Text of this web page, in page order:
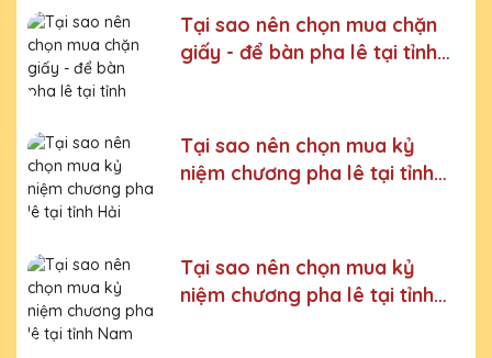
mài, đội ngũ thiết kế chuyên nghiệp, chúng tôi tự tin
mang đến khách hàng những sản phẩm chất lượng,
đường nét tinh tế, nội dung, họa tiết rõ nét, bền màu.
Quy trình sản xuất
Bước 1:Tiếp nhận yêu cầu khách hàng
Bước 2:Bộ phận thiết kế vẽ phác họa
Bước 4: Xưởng sản xuất chế tác sản phẩm
Bước 5:Gửi hàng cho khách
Tại sao nên chọn mua chặn
giấy - để bàn pha lê tại tỉnh
Tại sao nên chọn mua kỷ
niệm chương pha lê tại tỉnh
Tại sao nên chọn mua kỷ
niệm chương pha lê tại tỉnh